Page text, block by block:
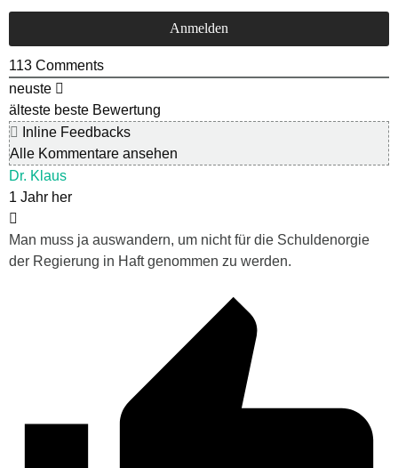
113 Comments
neuste
älteste beste Bewertung
Inline Feedbacks
Alle Kommentare ansehen
Dr. Klaus
1 Jahr her
Man muss ja auswandern, um nicht für die Schuldenorgie
der Regierung in Haft genommen zu werden.